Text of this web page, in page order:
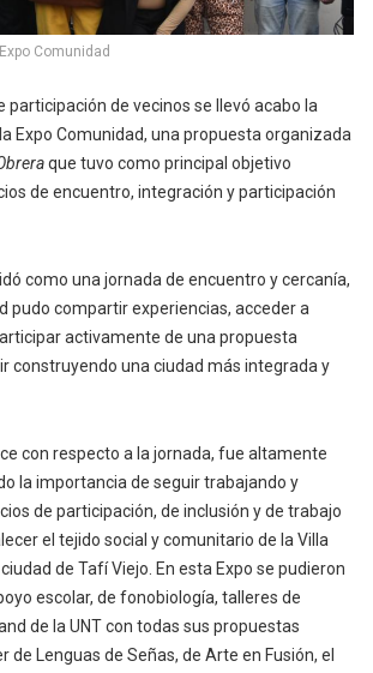
Comunidad
participación de vecinos se llevó acabo la
Expo Comunidad, una propuesta organizada
que tuvo como principal objetivo
de encuentro, integración y participación
como una jornada de encuentro y cercanía,
pudo compartir experiencias, acceder a
activamente de una propuesta
construyendo una ciudad más integrada y
con respecto a la jornada, fue altamente
la importancia de seguir trabajando y
de participación, de inclusión y de trabajo
el tejido social y comunitario de la Villa
de Tafí Viejo. En esta Expo se pudieron
escolar, de fonobiología, talleres de
de la UNT con todas sus propuestas
de Lenguas de Señas, de Arte en Fusión, el